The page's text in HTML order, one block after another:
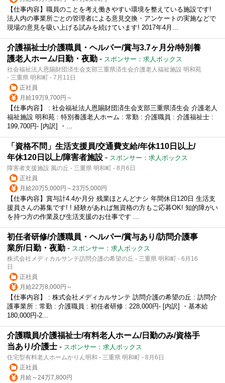
【仕事内容】職員のことを考え働きやすい環境を整えている施設です!
法人内の事業所ごとの管理者による意見交換・アンケートの実施などで
現場の意見を吸い上げる試みを続けています! 2017年4月...
介護福祉士/介護職員・ヘルパー/賞与3.7ヶ月分/特別養
護老人ホーム/日勤・夜勤 - スポンサー：求人ボックス
社会福祉法人恩賜財団済生会支部三重県済生会介護老人福祉施設 明和苑
- 三重県 明和町 - 7月11日
正社員
月給19万9,700円～
【仕事内容】 : 社会福祉法人恩賜財団済生会支部三重県済生会 介護老人
福祉施設 明和苑 : 特別養護老人ホーム : 常勤 : 介護職員 : 介護福祉士 :
199,700円- [内訳] ・...
「資格不問」生活支援員/交通費支給/年休110日以上/
年休120日以上/障害者施設 - スポンサー：求人ボックス
障害者支援施設 風の丘 - 三重県 明和町 - 8月6日
正社員
月給20万5,000円～23万5,000円
【仕事内容】賞与計4.4か月分 残業ほとんどナシ 年間休日120日 生活支
援員さんの募集です! ! 経験があれば無資格の方もご応募OK! 知的障がい
を持つ方の作業及び生活支援のお仕事です ...
初任者研修/介護職員・ヘルパー/賞与あり/訪問介護事
業所/日勤・夜勤 - スポンサー：求人ボックス
株式会社メディカルサンテ訪問介護の希望の丘 - 三重県 明和町 - 6月16
日
正社員
月給22万8,000円～
【仕事内容】 : 株式会社メディカルサンテ 訪問介護の希望の丘 : 訪問介
護事業所 : 常勤 : 介護職員 : 初任者研修 : 228,000円- [内訳] ・基本給
180,000円-2...
介護職員/介護福祉士/有料老人ホーム/日勤のみ/資格手
当あり/介護士 - スポンサー：求人ボックス
住宅型有料老人ホームかりん明和 - 三重県 明和町 - 8月6日
正社員
月給～24万7,800円